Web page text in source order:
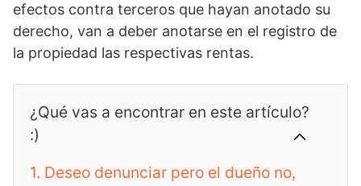
efectos contra terceros que hayan anotado su
derecho, van a deber anotarse en el registro de
la propiedad las respectivas rentas.
¿Qué vas a encontrar en este artículo?
:)
1. Deseo denunciar pero el dueño no,